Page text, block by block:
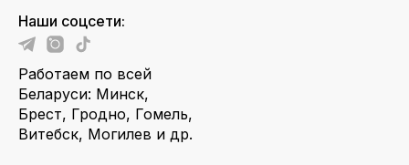
Наши соцсети:
Работаем по всей
Беларуси: Минск,
Брест, Гродно, Гомель,
Витебск, Могилев и др.